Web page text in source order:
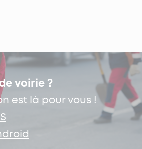
voirie ?
est là pour vous !